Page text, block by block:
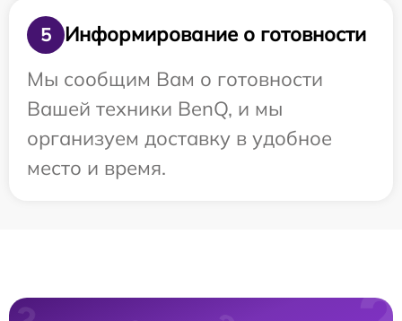
5
Информирование о готовности
Мы сообщим Вам о готовности
Вашей техники BenQ, и мы
организуем доставку в удобное
место и время.